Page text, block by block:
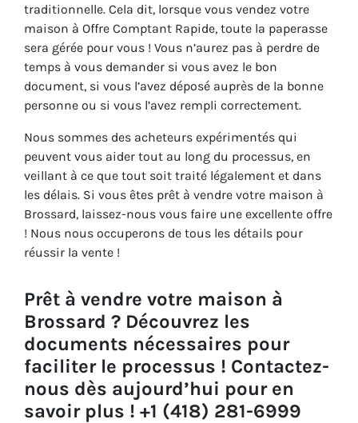
traditionnelle. Cela dit, lorsque vous vendez votre
maison à Offre Comptant Rapide, toute la paperasse
sera gérée pour vous ! Vous n’aurez pas à perdre de
temps à vous demander si vous avez le bon
document, si vous l’avez déposé auprès de la bonne
personne ou si vous l’avez rempli correctement.
Nous sommes des acheteurs expérimentés qui
peuvent vous aider tout au long du processus, en
veillant à ce que tout soit traité légalement et dans
les délais. Si vous êtes prêt à vendre votre maison à
Brossard, laissez-nous vous faire une excellente offre
! Nous nous occuperons de tous les détails pour
réussir la vente !
Prêt à vendre votre maison à
Brossard ? Découvrez les
documents nécessaires pour
faciliter le processus ! Contactez-
nous dès aujourd’hui pour en
savoir plus ! +1 (418) 281-6999